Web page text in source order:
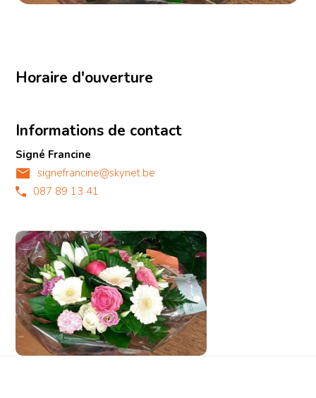
Horaire d'ouverture
Informations de contact
Signé Francine
signefrancine@skynet.be
087 89 13 41